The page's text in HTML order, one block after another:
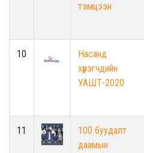
тэмцээн
10
Насанд
хүрэгчдийн
УАШТ-2020
11
100 буудалт
даамын